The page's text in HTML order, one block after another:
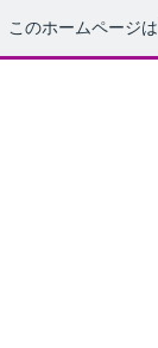
このホームページは